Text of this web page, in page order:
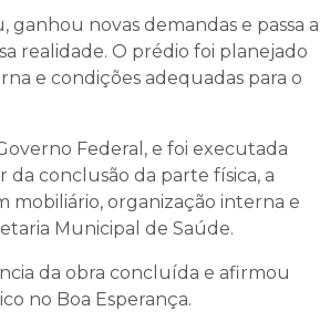
novas demandas e passa a
realidade. O prédio foi planejado
e condições adequadas para o
Federal, e foi executada
conclusão da parte física, a
mobiliário, organização interna e
Municipal de Saúde.
da obra concluída e afirmou
no Boa Esperança.